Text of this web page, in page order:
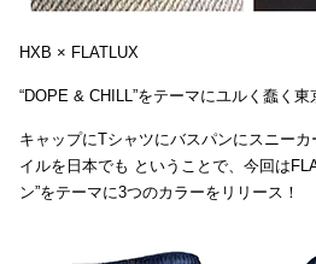
HXB × FLATLUX
“DOPE & CHILL”をテーマにユルく蠢く
キャップにTシャツにバスパンにスニー
イルを日本でも ということで、今回は
ン”をテーマに3つのカラーをリリース！